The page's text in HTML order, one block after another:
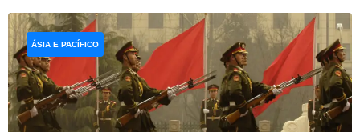
ÁSIA E PACÍFICO